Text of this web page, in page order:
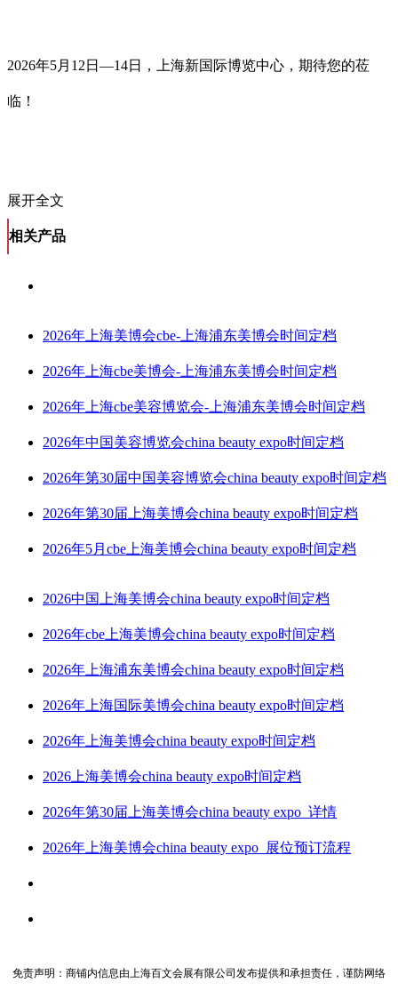
2026年5月12日—14日，上海新国际博览中心，期待您的莅
临！
展开全文
相关产品
2026年上海美博会cbe-上海浦东美博会时间定档
2026年上海cbe美博会-上海浦东美博会时间定档
2026年上海cbe美容博览会-上海浦东美博会时间定档
2026年中国美容博览会china beauty expo时间定档
2026年第30届中国美容博览会china beauty expo时间定档
2026年第30届上海美博会china beauty expo时间定档
2026年5月cbe上海美博会china beauty expo时间定档
2026中国上海美博会china beauty expo时间定档
2026年cbe上海美博会china beauty expo时间定档
2026年上海浦东美博会china beauty expo时间定档
2026年上海国际美博会china beauty expo时间定档
2026年上海美博会china beauty expo时间定档
2026上海美博会china beauty expo时间定档
2026年第30届上海美博会china beauty expo_详情
2026年上海美博会china beauty expo_展位预订流程
免责声明：商铺内信息由上海百文会展有限公司发布提供和承担责任，谨防网络